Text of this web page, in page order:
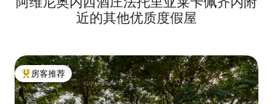
近的其他优质度假屋
热门「房客推荐」
房客推荐